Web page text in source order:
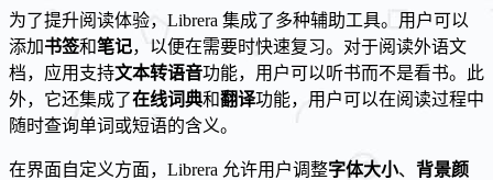
为了提升阅读体验，Librera 集成了多种辅助工具。用户可以
添加书签和笔记，以便在需要时快速复习。对于阅读外语文
档，应用支持文本转语音功能，用户可以听书而不是看书。此
外，它还集成了在线词典和翻译功能，用户可以在阅读过程中
随时查询单词或短语的含义。
在界面自定义方面，Librera 允许用户调整字体大小、 背景颜